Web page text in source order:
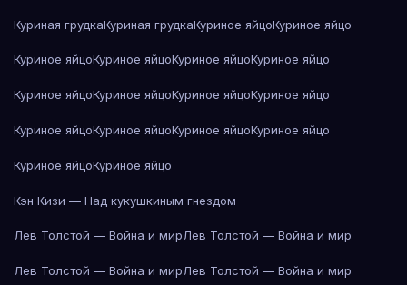
Куриная грудкаКуриная грудкаКуриное яйцоКуриное яйцо
Куриное яйцоКуриное яйцоКуриное яйцоКуриное яйцо
Куриное яйцоКуриное яйцоКуриное яйцоКуриное яйцо
Куриное яйцоКуриное яйцоКуриное яйцоКуриное яйцо
Куриное яйцоКуриное яйцо
Кэн Кизи — Над кукушкиным гнездом
Лев Толстой — Война и мирЛев Толстой — Война и мир
Лев Толстой — Война и мирЛев Толстой — Война и мир